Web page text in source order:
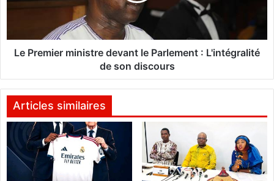
o
o
o
i
r
n
i
t
e
d
Le Premier ministre devant le Parlement : L'intégralité
de son discours
Articles similaires